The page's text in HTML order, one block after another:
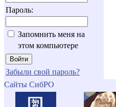
Пароль:
Запомнить меня на
этом компьютере
Забыли свой пароль?
Сайты СибРО